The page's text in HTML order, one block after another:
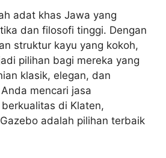
adat khas Jawa yang
dan filosofi tinggi. Dengan
struktur kayu yang kokoh,
pilihan bagi mereka yang
klasik, elegan, dan
mencari jasa
di Klaten,
adalah pilihan terbaik